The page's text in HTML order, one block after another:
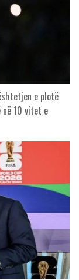
e plotë
në 10 vitet e